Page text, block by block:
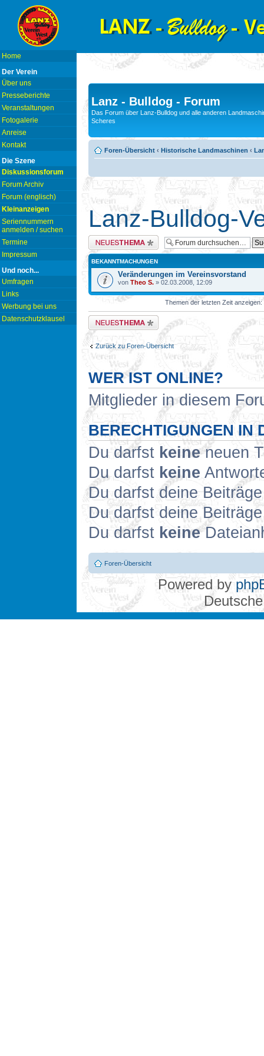
Home
Der Verein
Über uns
Presseberichte
Veranstaltungen
Fotogalerie
Anreise
Kontakt
Die Szene
Diskussionsforum
Forum Archiv
Forum (englisch)
Kleinanzeigen
Seriennummern
anmelden / suchen
Termine
Impressum
Und noch...
Umfragen
Links
Werbung bei uns
Datenschutzklausel
Lanz - Bulldog - Forum
Das Forum über Lanz-Bulldog und alle anderen
Scheres
Foren-Übersicht ‹ Historische Landmaschinen ‹
Lanz-Bulldog-
Neues Thema erstellen
BEKANNTMACHUNGEN
Veränderungen im Vereinsvorstand
von Theo S. » 02.03.2008, 12:09
Themen der letzten Zeit anzeigen:
Neues Thema erstellen
Zurück zu Foren-Übersicht
WER IST ONLINE?
Mitglieder in diesem
BERECHTIGUNGEN IN
Du darfst keineneuen
Du darfst keine
Du darfst deine
Du darfst deine
Du darfst keine
Foren-Übersicht
Powered by